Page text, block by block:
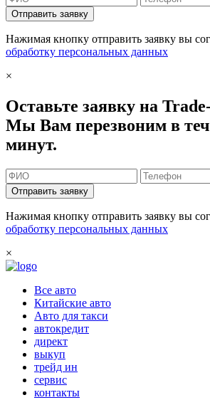
Отправить заявку
Нажимая кнопку отправить заявку вы
обработку персональных данных
×
Оставьте заявку на
Мы Вам перезвоним в
минут.
Отправить заявку
Нажимая кнопку отправить заявку вы
обработку персональных данных
×
Все авто
Китайские авто
Авто для такси
автокредит
директ
выкуп
трейд ин
сервис
контакты